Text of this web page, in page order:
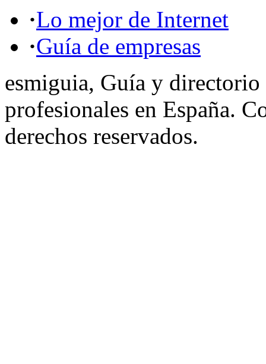
·Lo mejor de Internet
·Guía de empresas
esmiguia, Guía y directorio
profesionales en España.
derechos reservados.